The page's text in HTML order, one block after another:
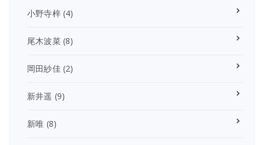
小野寺梓(4)
尾木波菜(8)
岡田紗佳(2)
新井遥 (9)
新唯 (8)